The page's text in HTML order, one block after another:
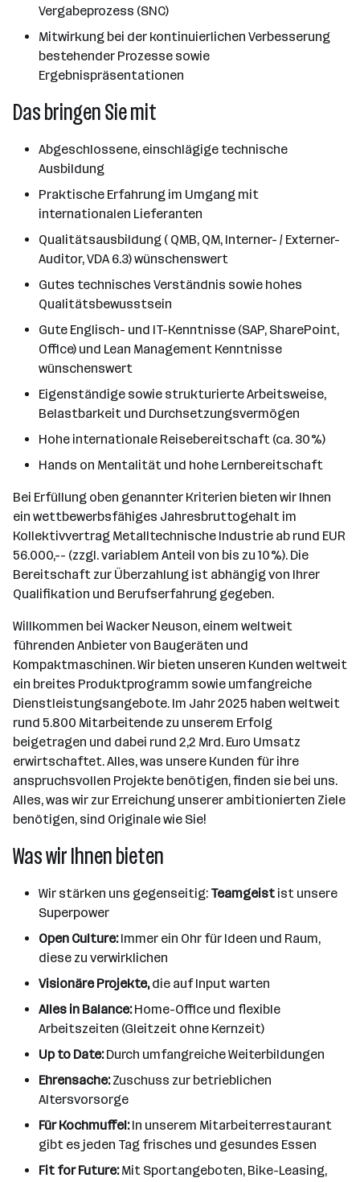
Vergabeprozess (SNC)
Mitwirkung bei der kontinuierlichen Verbesserung
bestehender Prozesse sowie
Ergebnispräsentationen
Das bringen Sie mit
Abgeschlossene, einschlägige technische
Ausbildung
Praktische Erfahrung im Umgang mit
internationalen Lieferanten
Qualitätsausbildung ( QMB, QM, Interner- / Externer-
Auditor, VDA 6.3) wünschenswert
Gutes technisches Verständnis sowie hohes
Qualitätsbewusstsein
Gute Englisch- und IT-Kenntnisse (SAP, SharePoint,
Office) und Lean Management Kenntnisse
wünschenswert
Eigenständige sowie strukturierte Arbeitsweise,
Belastbarkeit und Durchsetzungsvermögen
Hohe internationale Reisebereitschaft (ca. 30%)
Hands on Mentalität und hohe Lernbereitschaft
Bei Erfüllung oben genannter Kriterien bieten wir Ihnen
ein wettbewerbsfähiges Jahresbruttogehalt im
Kollektivvertrag Metalltechnische Industrie ab rund EUR
56.000,-- (zzgl. variablem Anteil von bis zu 10%). Die
Bereitschaft zur Überzahlung ist abhängig von Ihrer
Qualifikation und Berufserfahrung gegeben.
Willkommen bei Wacker Neuson, einem weltweit
führenden Anbieter von Baugeräten und
Kompaktmaschinen. Wir bieten unseren Kunden weltweit
ein breites Produktprogramm sowie umfangreiche
Dienstleistungsangebote. Im Jahr 2025 haben weltweit
rund 5.800 Mitarbeitende zu unserem Erfolg
beigetragen und dabei rund 2,2 Mrd. Euro Umsatz
erwirtschaftet. Alles, was unsere Kunden für ihre
anspruchsvollen Projekte benötigen, finden sie bei uns.
Alles, was wir zur Erreichung unserer ambitionierten Ziele
benötigen, sind Originale wie Sie!
Was wir Ihnen bieten
Wir stärken uns gegenseitig: Teamgeist ist unsere
Superpower
Open Culture:Immer ein Ohr für Ideen und Raum,
diese zu verwirklichen
Visionäre Projekte,die auf Input warten
Alles in Balance:Home-Office und flexible
Arbeitszeiten (Gleitzeit ohne Kernzeit)
Up to Date:Durch umfangreiche Weiterbildungen
Ehrensache:Zuschuss zur betrieblichen
Altersvorsorge
Für Kochmuffel:In unserem Mitarbeiterrestaurant
gibt es jeden Tag frisches und gesundes Essen
Fit for Future:Mit Sportangeboten, Bike-Leasing,